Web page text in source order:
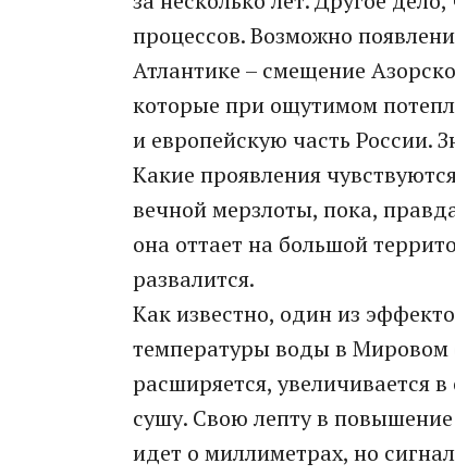
процессов. Возможно
Атлантике – смещение
которые при ощутимом
и европейскую часть России.
Какие проявления
вечной мерзлоты, пока,
она оттает на большой
развалится.
Как известно, один из
температуры воды в Мировом
расширяется, увеличивается
сушу. Свою лепту в
идет о миллиметрах, но